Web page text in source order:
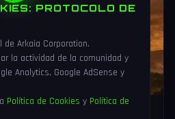
PROTOCOLO DE
Arkaia Corporation.
la actividad de la comunidad y
Analytics, Google AdSense y
Política de Cookies y Política de